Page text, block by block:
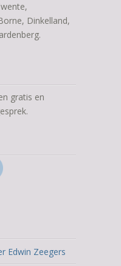
Dinkelland,
gratis en
Edwin Zeegers